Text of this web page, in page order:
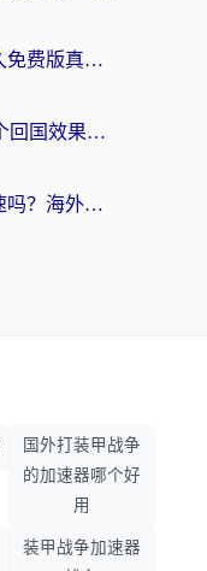
海外党必看：应用加速器永久免费版真的存在吗？教你选对回国加速器无缝刷国内资源
穿梭VPN和海牛VPN对比哪个回国效果更好？海外华人亲测3款热门加速器+避坑指南
在国外用加速器对国内能加速吗？海外党亲测有效的无缝访问指南
国外打装甲战争
的加速器哪个好
用
装甲战争加速器